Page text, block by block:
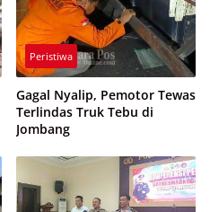
Peristiwa
Gagal Nyalip, Pemotor Tewas
Terlindas Truk Tebu di
Jombang